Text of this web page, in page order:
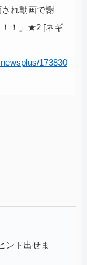
れ動画で謝
！」★2 [ネギ
173830
ント出せま